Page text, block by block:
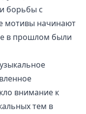
борьбы с
мотивы начинают
в прошлом были
внимание к
тем в